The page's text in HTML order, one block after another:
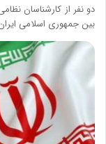
دو نفر از کارشناسان
بین جمهوری اسلامی